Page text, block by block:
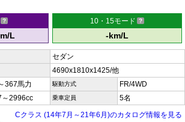
L
10・15モード
-km/L
セダン
4690x1810x1425/他
367馬力 駆動方式 FR/4WD
～2996cc 乗車定員
5名
Cクラス (14年7月～21年6月)のカタログ情報を見る